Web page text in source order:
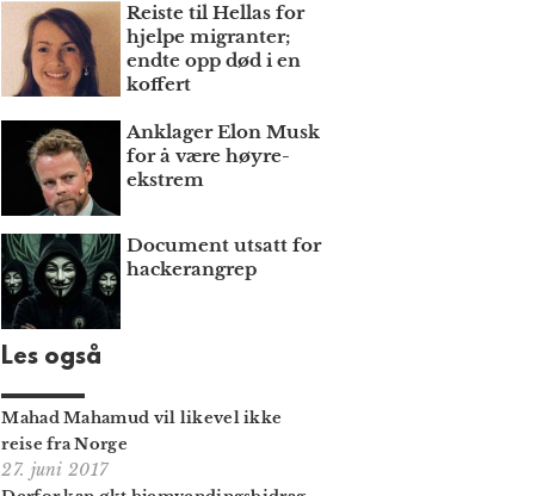
Reiste til Hellas for
hjelpe migranter;
endte opp død i en
koffert
Anklager Elon Musk
for å være høyre­
ekstrem
Document utsatt for
hackerangrep
Les også
Mahad Mahamud vil likevel ikke
reise fra Norge
27. juni 2017